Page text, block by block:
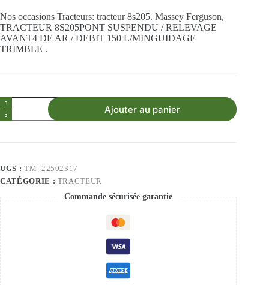
Nos occasions Tracteurs: tracteur 8s205. Massey Ferguson,
TRACTEUR 8S205PONT SUSPENDU / RELEVAGE
AVANT4 DE AR / DEBIT 150 L/MINGUIDAGE
TRIMBLE .
Ajouter au panier
UGS : TM_22502317
CATÉGORIE : TRACTEUR
Commande sécurisée garantie